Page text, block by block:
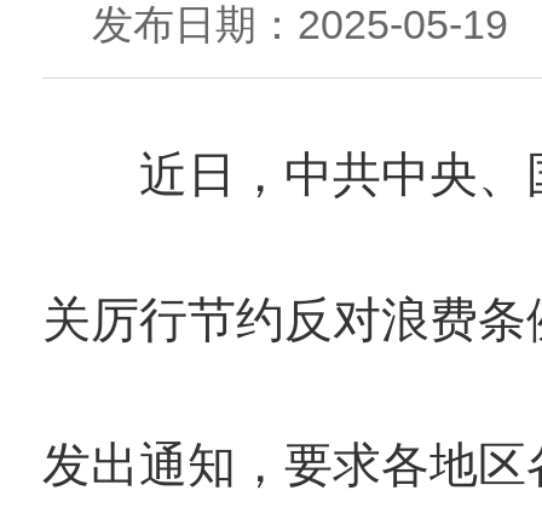
发布日期：2025-05-
近日，中共中央、
关厉行节约反对浪费
发出通知，要求各地